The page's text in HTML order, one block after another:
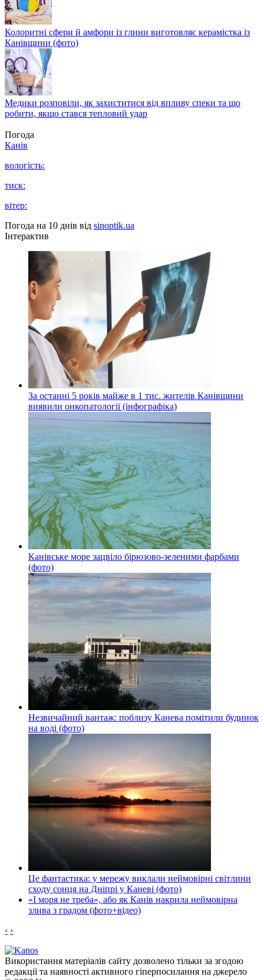
Колоритні сфери й амфори із глини виготовляє керамістка із
Канівщини (фото)
Медики розповіли, як захиститися від впливу спеки та що
робити, якщо стався тепловий удар
Погода
Канів
вологість:
тиск:
вітер:
Погода на 10 днів від sinoptik.ua
Інтерактив
За останні 5 років майже в 1 тис. жителів Канівщини
виявили онкопатології (інфографіка)
Канівське море зацвіло бірюзово-зеленими фарбами
(фото)
Незвичайний вантаж: поблизу Канева помітили будинок
на воді (фото)
Це фантастика: у мережу виклали неймовірні світлини
сходу сонця на Дніпрі у Каневі (фото)
«І моря не треба», або як Канів накрила неймовірна
злива з градом (фото+відео)
‹ ›
Використання матеріалів сайту дозволено тільки за згодою
редакції та наявності активного гіперпосилання на джерело